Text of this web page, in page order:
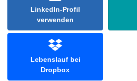
LinkedIn-Profil
verwenden
Lebenslauf bei
Dropbox